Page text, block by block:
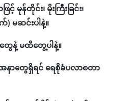
န်တိုင်း၊ မိုးကြီးခြင်း၊
က်) မဆင်းပါနဲ့။
တွေနဲ့ မထိတွေ့ပါနဲ့။
နာတွေရှိရင် ရေစိုခံပလာစတာ